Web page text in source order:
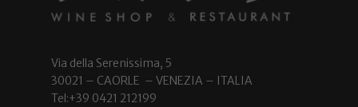
Via della Serenissima, 5
30021 – CAORLE – VENEZIA – ITALIA
Tel:+39 0421 212199